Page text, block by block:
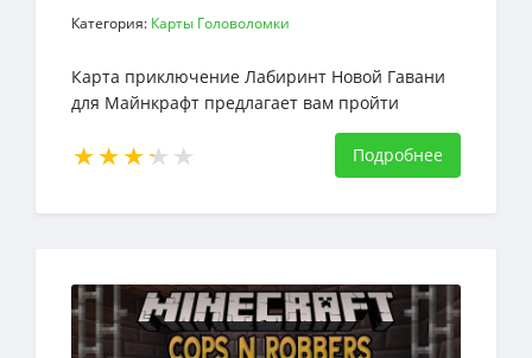
Категория: Карты Головоломки
Карта приключение Лабиринт Новой Гавани
для Майнкрафт предлагает вам пройти
лабиринт, который испытает ваши нервы
Подробнее